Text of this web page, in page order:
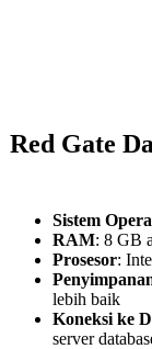
Red Gate
Sistem
RAM: 8 GB
Prosesor:
lebih baik
Koneksi ke
server